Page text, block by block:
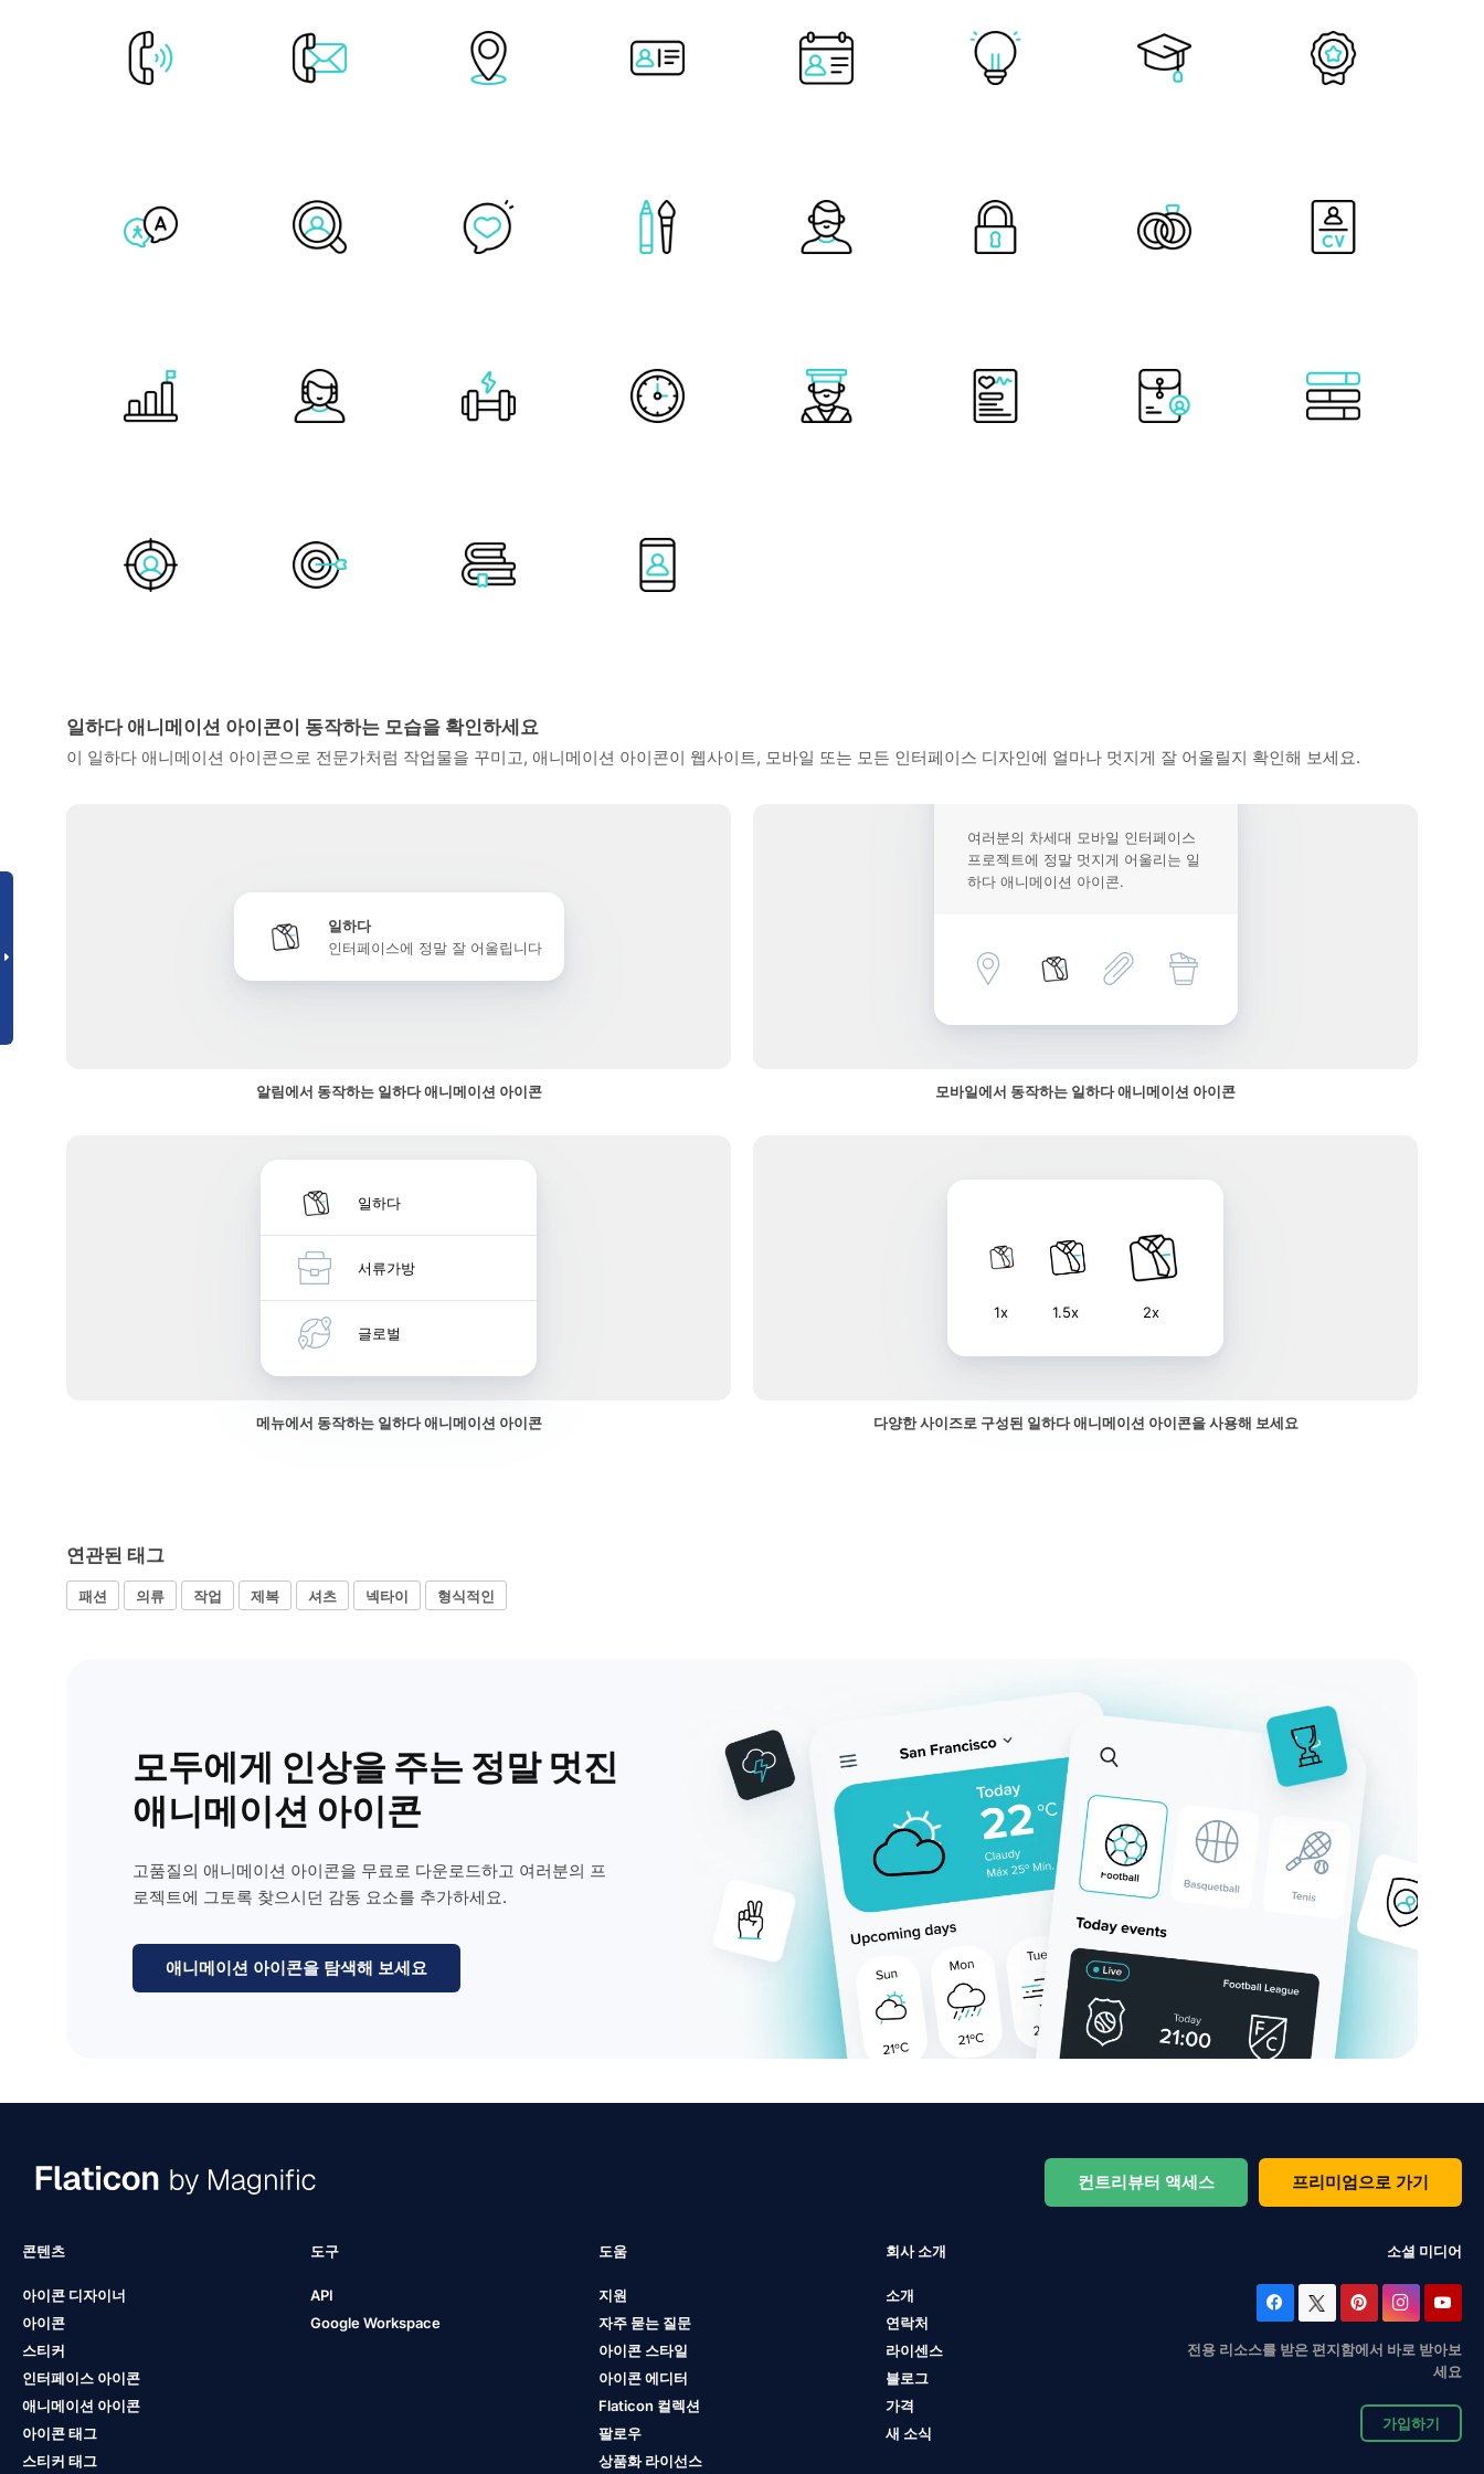
일하다 애니메이션 아이콘이 동작하는 모습을 확인하세요
이 일하다 애니메이션 아이콘으로 전문가처럼 작업물을 꾸미고, 애니메이션 아이콘이 웹사이트, 모바일 또는 모든 인터페이스 디자인에 얼마나 멋지게 잘 어울릴지 확인해 보세요.
일하다
인터페이스에 정말 잘 어울립니다
알림에서 동작하는 일하다 애니메이션 아이콘
여러분의 차세대 모바일 인터페이스
프로젝트에 정말 멋지게 어울리는 일
하다 애니메이션 아이콘.
모바일에서 동작하는 일하다 애니메이션 아이콘
일하다
서류가방
글로벌
메뉴에서 동작하는 일하다 애니메이션 아이콘
1x 1.5x 2x
다양한 사이즈로 구성된 일하다 애니메이션 아이콘을 사용해 보세요
연관된 태그
패션 의류 작업 제복 셔츠 넥타이 형식적인
모두에게 인상을 주는 정말 멋진
애니메이션 아이콘
고품질의 애니메이션 아이콘을 무료로 다운로드하고 여러분의 프
로젝트에 그토록 찾으시던 감동 요소를 추가하세요.
애니메이션 아이콘을 탐색해 보세요
컨트리뷰터 액세스 프리미엄으로 가기
콘텐츠
아이콘 디자이너
아이콘
스티커
인터페이스 아이콘
애니메이션 아이콘
아이콘 태그
스티커 태그
도구
API
Google Workspace
도움
지원
자주 묻는 질문
아이콘 스타일
아이콘 에디터
Flaticon 컬렉션
팔로우
상품화 라이선스
회사 소개
소개
연락처
라이센스
블로그
가격
새 소식
소셜 미디어
전용 리소스를 받은 편지함에서 바로 받아보
세요
가입하기